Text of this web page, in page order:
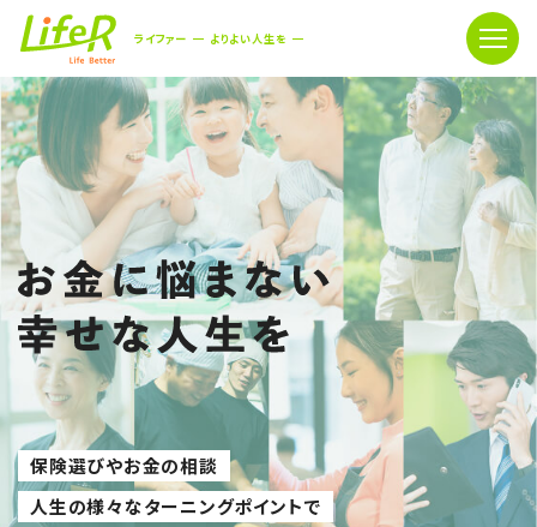
ライファー よりよい人生を
保険選びやお金の相談
人生の様々なターニングポイントで